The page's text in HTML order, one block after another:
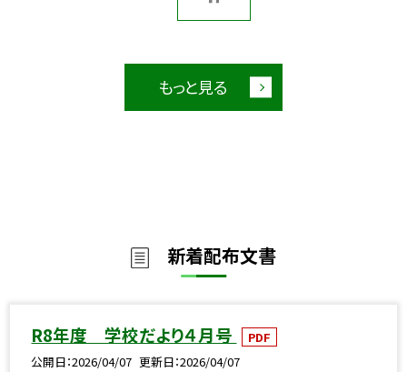
もっと見る
新着配布文書
R8年度 学校だより４月号
PDF
公開日 2026/04/07 更新日 2026/04/07